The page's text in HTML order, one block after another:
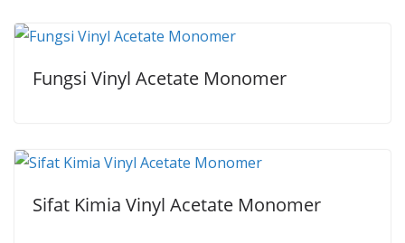
Fungsi Vinyl Acetate Monomer
Sifat Kimia Vinyl Acetate Monomer